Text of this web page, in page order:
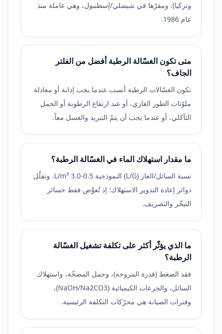
وتركيا). ومقرّها في شيشلي/إسطنبول، وهي عاملة منذ
عام 1986.
متى تكون الغسّالة الرطبة أفضل من الفلتر
الجاف؟
تكون الغسّالات الرطبة أنسب عندما يجب إذابة أو معادلة
ملوّثات الطور الغازي، أو عند ارتفاع الرطوبة أو الحمل
التآكلي، أو عندما يجب أن يتمّ التبريد والغسل معاً.
ما مقدار استهلاك الماء في الغسّالة الرطبة؟
نسبة السائل/الغاز (L/G) النموذجية 0.5-3.0 L/m³. وتقلّل
دوائر إعادة التدوير الاستهلاك؛ إذ تُعوَّض فقط خسائر
التبخّر والتصريف.
ما الذي يؤثّر أكثر على تكلفة تشغيل الغسّالة
الرطبة؟
فقد الضغط (قدرة المروحة)، وحمل المضخّة، واستهلاك
السائل، والجرعات الكيميائية (NaOH/Na2CO3)،
وفترات الصيانة هي محرّكات التكلفة الرئيسية.